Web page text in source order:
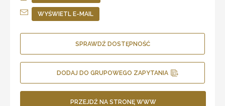
WYŚWIETL E-MAIL
SPRAWDŹ DOSTĘPNOŚĆ
DODAJ DO GRUPOWEGO ZAPYTANIA
PRZEJDŹ NA STRONĘ WWW